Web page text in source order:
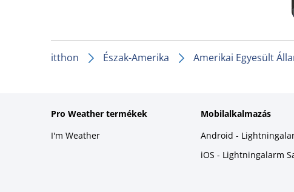
itthon Észak-Amerika Amerikai Egyesült
Pro Weather termékek
I'm Weather
Mobilalkalmazás
Android -
iOS - Lightningalarm